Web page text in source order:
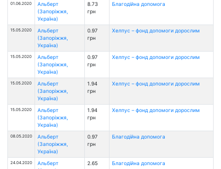
01.06.2020
Альберт
(Запоріжжя,
Україна)
8.73
грн
Благодійна допомога
15.05.2020
Альберт
(Запоріжжя,
Україна)
0.97
грн
Хелпус – фонд допомоги дорослим
15.05.2020
Альберт
(Запоріжжя,
Україна)
0.97
грн
Хелпус – фонд допомоги дорослим
15.05.2020
Альберт
(Запоріжжя,
Україна)
1.94
грн
Хелпус – фонд допомоги дорослим
15.05.2020
Альберт
(Запоріжжя,
Україна)
1.94
грн
Хелпус – фонд допомоги дорослим
08.05.2020
Альберт
(Запоріжжя,
Україна)
0.97
грн
Благодійна допомога
24.04.2020
Альберт
2.65
Благодійна допомога